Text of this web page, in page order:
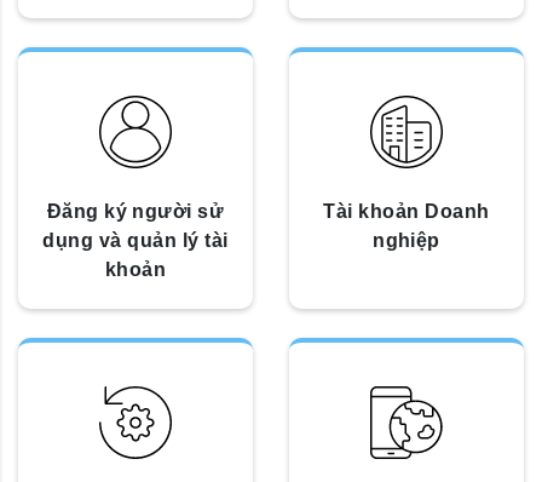
Đăng ký người sử
dụng và quản lý tài
khoản
Tài khoản Doanh
nghiệp